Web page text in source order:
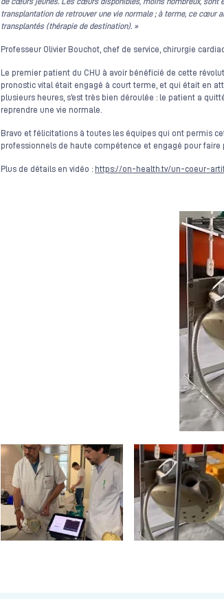
transplantation de retrouver une vie normale ; à terme, ce
transplantés (thérapie de destination). »
Professeur Olivier Bouchot, chef de service, chirurgie
Le premier patient du CHU à avoir bénéficié de cette
pronostic vital était engagé à court terme, et qui était en
plusieurs heures, s’est très bien déroulée : le patient a
reprendre une vie normale.
Bravo et félicitations à toutes les équipes qui ont permis
professionnels de haute compétence et engagé pour faire
Plus de détails en vidéo : https://on-health.tv/un-coeur-